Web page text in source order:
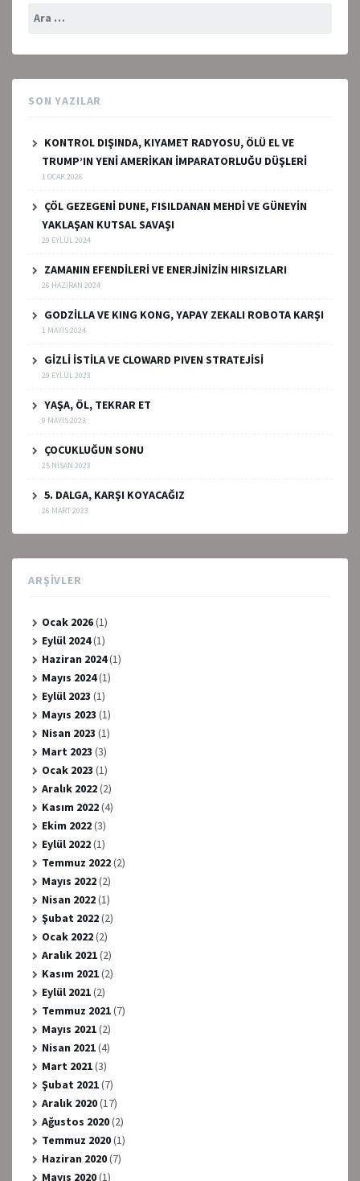
Arama:
SON YAZILAR
KONTROL DIŞINDA, KIYAMET RADYOSU, ÖLÜ EL VE
TRUMP’IN YENİ AMERİKAN İMPARATORLUĞU DÜŞLERİ
1 OCAK 2026
ÇÖL GEZEGENİ DUNE, FISILDANAN MEHDİ VE GÜNEYİN
YAKLAŞAN KUTSAL SAVAŞI
29 EYLÜL 2024
ZAMANIN EFENDİLERİ VE ENERJİNİZİN HIRSIZLARI
26 HAZIRAN 2024
GODZİLLA VE KING KONG, YAPAY ZEKALI ROBOTA KARŞI
1 MAYIS 2024
GİZLİ İSTİLA VE CLOWARD PIVEN STRATEJİSİ
29 EYLÜL 2023
YAŞA, ÖL, TEKRAR ET
9 MAYIS 2023
ÇOCUKLUĞUN SONU
25 NISAN 2023
5. DALGA, KARŞI KOYACAĞIZ
26 MART 2023
ARŞIVLER
Ocak 2026(1)
Eylül 2024(1)
Haziran 2024(1)
Mayıs 2024(1)
Eylül 2023 (1)
Mayıs 2023 (1)
Nisan 2023 (1)
Mart 2023 (3)
Ocak 2023 (1)
Aralık 2022(2)
Kasım 2022(4)
Ekim 2022(3)
Eylül 2022(1)
Temmuz 2022(2)
Mayıs 2022(2)
Nisan 2022(1)
Şubat 2022(2)
Ocak 2022(2)
Aralık 2021(2)
Kasım 2021(2)
Eylül 2021(2)
Temmuz 2021(7)
Mayıs 2021(2)
Nisan 2021(4)
Mart 2021(3)
Şubat 2021(7)
Aralık 2020(17)
Ağustos 2020(2)
Temmuz 2020(1)
Haziran 2020(7)
Mayıs 2020(1)